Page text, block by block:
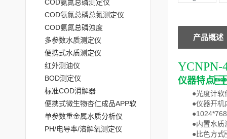
COD氨氮总磷测定仪
COD氨氮总磷总氮测定仪
COD氨氮总磷浊度
多参数水质测定仪
便携式水质测定仪
红外测油仪
BOD测定仪
标准COD消解器
便携式微生物杏仁成品APP软
件直播大全
单参数重金属水质分析仪
PH/电导率/溶解氧测定仪
产品概述
YCNPN-
仪器特点
●光度计软件
●仪器开机内
●1024*768
●内置水质
●比色方式